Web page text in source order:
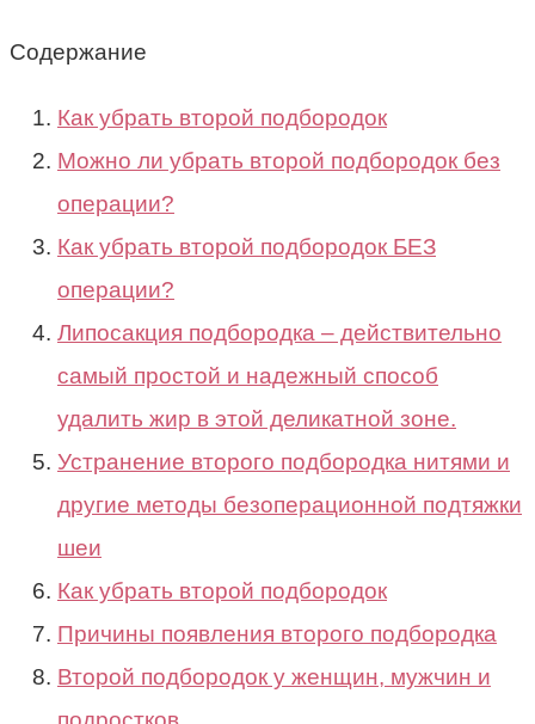
Содержание
Как убрать второй подбородок
Можно ли убрать второй подбородок без
операции?
Как убрать второй подбородок БЕЗ
операции?
Липосакция подбородка – действительно
самый простой и надежный способ
удалить жир в этой деликатной зоне.
Устранение второго подбородка нитями и
другие методы безоперационной подтяжки
шеи
Как убрать второй подбородок
Причины появления второго подбородка
Второй подбородок у женщин, мужчин и